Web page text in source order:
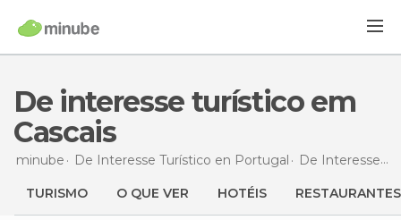
De interesse turístico em
Cascais
minube De Interesse Turístico en Portugal De Interesse Turístico en
TURISMO O QUE VER HOTÉIS RESTAURANTES